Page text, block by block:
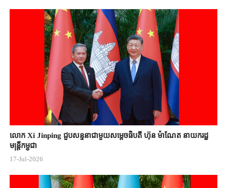
លោក Xi Jinping ជួបសន្ទនាជាមួយសម្តេចធិបតី ហ៊ុន ម៉ាណែត នាយករដ្ឋ
មន្ត្រីកម្ពុជា
17-Jul-2026